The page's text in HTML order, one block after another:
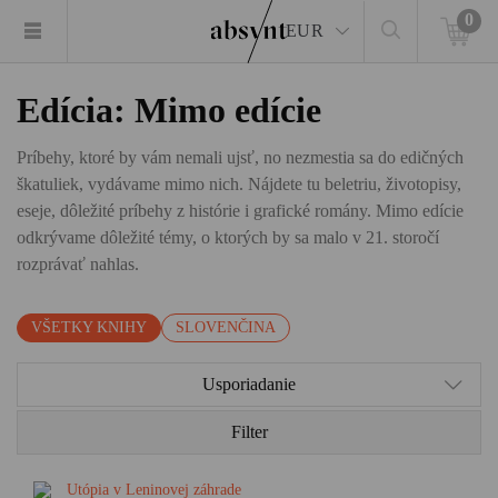
EUR
0
Edícia: Mimo edície
Príbehy, ktoré by vám nemali ujsť, no nezmestia sa do edičných
škatuliek, vydávame mimo nich. Nájdete tu beletriu, životopisy,
eseje, dôležité príbehy z histórie i grafické romány. Mimo edície
odkrývame dôležité témy, o ktorých by sa malo v 21. storočí
rozprávať nahlas.
VŠETKY KNIHY SLOVENČINA
Usporiadanie
Filter